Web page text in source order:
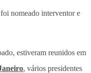
nomeado interventor e
estiveram reunidos em
, vários presidentes